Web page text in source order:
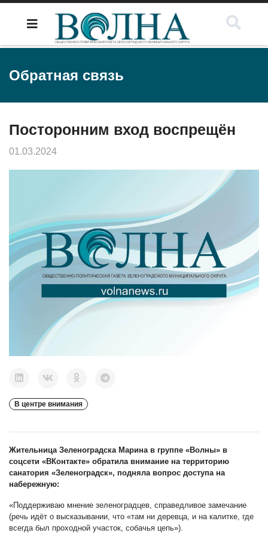
Обратная связь
Посторонним вход воспрещён
01.03.2024
В центре внимания
Жительница Зеленоградска Марина в группе «Волны» в
соцсети «ВКонтакте» обратила внимание на территорию
санатория «Зеленоградск», подняла вопрос доступа на
набережную:
«Поддерживаю мнение зеленоградцев, справедливое замечание
(речь идёт о высказывании, что «там ни деревца, и на калитке, где
всегда был проходной участок, собачья цепь»).